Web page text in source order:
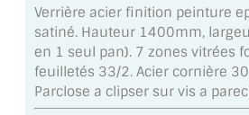
MIROIR POUR PORTE
MIROIR DE SALLE DE BAIN
MIROIR PAROI DE DOUCHE
Verrière acier finition peinture
satiné. Hauteur 1400mm,
en 1 seul pan). 7 zones vitrées
feuilletés 33/2. Acier cornière
Parclose a clipser sur vis a